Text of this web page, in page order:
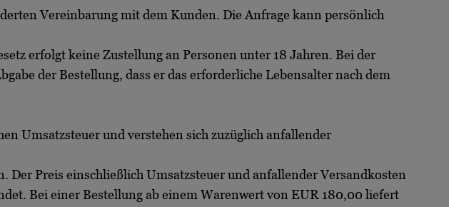
Vereinbarung mit dem Kunden. Die Anfrage kann persönlich
erfolgt keine Zustellung an Personen unter 18 Jahren. Bei der
der Bestellung, dass er das erforderliche Lebensalter nach dem
Umsatzsteuer und verstehen sich zuzüglich anfallender
Der Preis einschließlich Umsatzsteuer und anfallender Versandkosten
Bei einer Bestellung ab einem Warenwert von EUR 180,00 liefert